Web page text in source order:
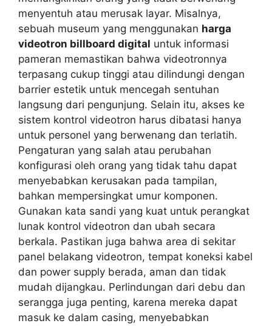
menyentuh atau merusak layar. Misalnya,
sebuah museum yang menggunakan harga
videotron billboard digital untuk informasi
pameran memastikan bahwa videotronnya
terpasang cukup tinggi atau dilindungi dengan
barrier estetik untuk mencegah sentuhan
langsung dari pengunjung. Selain itu, akses ke
sistem kontrol videotron harus dibatasi hanya
untuk personel yang berwenang dan terlatih.
Pengaturan yang salah atau perubahan
konfigurasi oleh orang yang tidak tahu dapat
menyebabkan kerusakan pada tampilan,
bahkan mempersingkat umur komponen.
Gunakan kata sandi yang kuat untuk perangkat
lunak kontrol videotron dan ubah secara
berkala. Pastikan juga bahwa area di sekitar
panel belakang videotron, tempat koneksi kabel
dan power supply berada, aman dan tidak
mudah dijangkau. Perlindungan dari debu dan
serangga juga penting, karena mereka dapat
masuk ke dalam casing, menyebabkan